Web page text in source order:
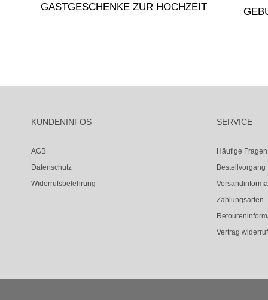
GASTGESCHENKE ZUR HOCHZEIT
KUNDENINFOS
AGB
Datenschutz
Widerrufsbelehrung
SERVICE
Häufige Fragen
Bestellvorgang
Zahlungsarten
Vertrag